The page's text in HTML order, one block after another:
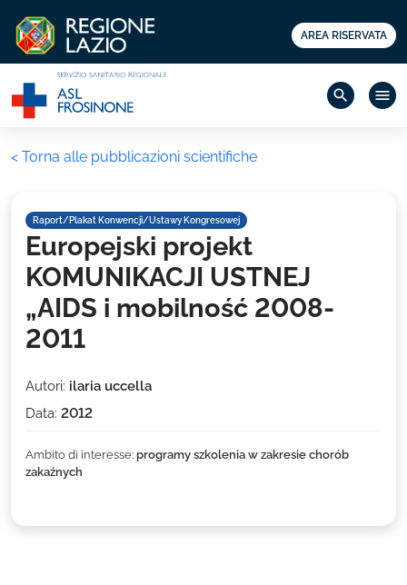
AREA RISERVATA
search menu
< Torna alle pubblicazioni scientifiche
Raport/Plakat Konwencji/Ustawy Kongresowej
Europejski projekt
KOMUNIKACJI USTNEJ
„AIDS i mobilność 2008-
2011
Autori: ilaria uccella
Data: 2012
Ambito di interesse: programy szkolenia w zakresie chorób
zakaźnych